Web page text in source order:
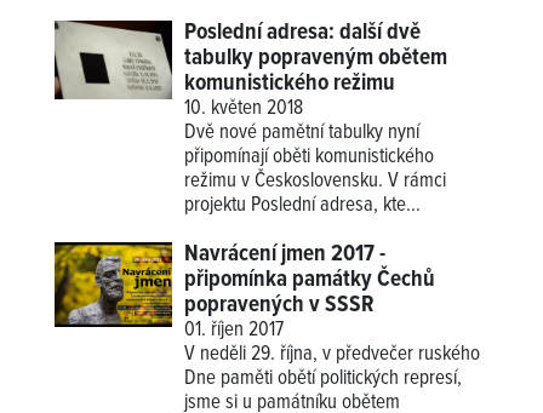
Poslední adresa: další dvě
tabulky popraveným obětem
komunistického režimu
10. květen 2018
Dvě nové pamětní tabulky nyní
připomínají oběti komunistického
režimu v Československu. V rámci
projektu Poslední adresa, kte...
Navrácení jmen 2017 -
připomínka památky Čechů
popravených v SSSR
01. říjen 2017
V neděli 29. října, v předvečer ruského
Dne paměti obětí politických represí,
jsme si u památníku obětem